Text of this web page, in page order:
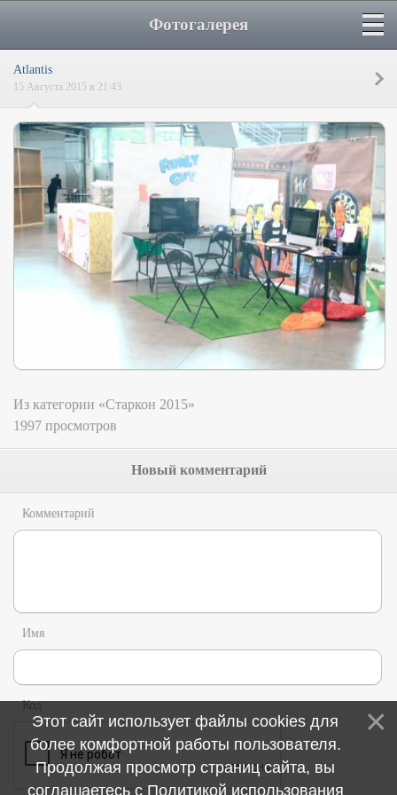
Фотогалерея
Atlantis
15 Августа 2015 в 21:43
Из категории «Старкон 2015»
1997 просмотров
Новый комментарий
Комментарий
Имя
Код
Этот сайт использует файлы cookies для
более комфортной работы пользователя.
Продолжая просмотр страниц сайта, вы
соглашаетесь с Политикой использования